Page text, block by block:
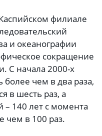
филиале
и океанографии
сокращение
С начала 2000-х
чем в два раза,
в шесть раз, а
140 лет с момента
чем в 100 раз.